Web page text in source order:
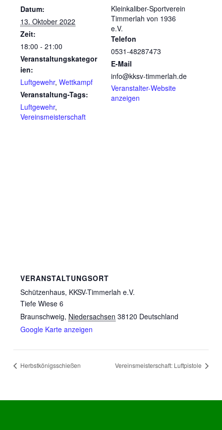
Datum:
13. Oktober 2022
Zeit:
18:00 - 21:00
Veranstaltungskategor
ien:
Luftgewehr,Wettkampf
Veranstaltung-Tags:
Luftgewehr,
Vereinsmeisterschaft
Kleinkaliber-Sportverein
Timmerlah von 1936
e.V.
Telefon
0531-48287473
E-Mail
info@kksv-timmerlah.de
Veranstalter-Website
anzeigen
VERANSTALTUNGSORT
Schützenhaus, KKSV-Timmerlah e.V.
Tiefe Wiese 6
Braunschweig, Niedersachsen 38120 Deutschland
Google Karte anzeigen
Herbstkönigsschießen Vereinsmeisterschaft: Luftpistole